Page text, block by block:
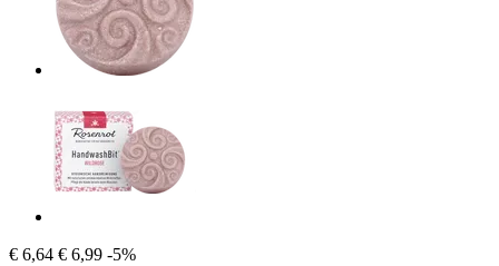
€ 6,64 € 6,99 -5%